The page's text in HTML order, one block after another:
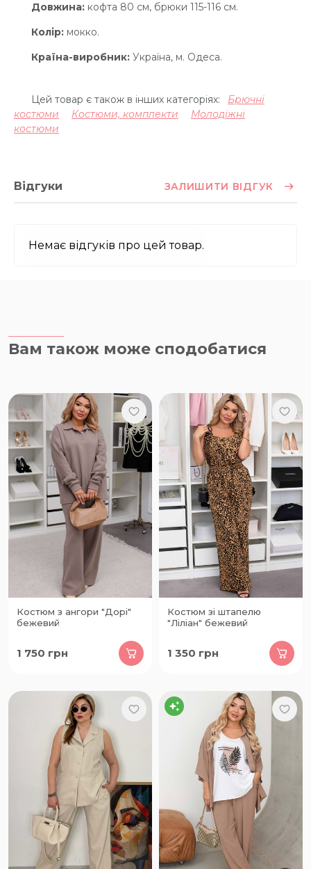
Довжина: кофта 80 см, брюки 115-116 см.
Колір: мокко.
Країна-виробник: Україна, м. Одеса.
Цей товар є також в інших категоріях:
Брючні
костюми
Костюми, комплекти
Молодіжні
костюми
Відгуки ЗАЛИШИТИ ВІДГУК
Немає відгуків про цей товар.
Вам також може сподобатися
Костюм з ангори "Дорі"
бежевий
1 750 грн
Костюм зі штапелю
"Ліліан" бежевий
1 350 грн